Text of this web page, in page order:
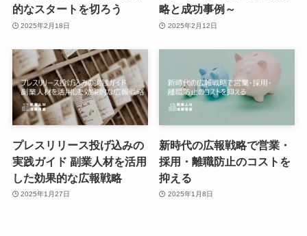
的なスタートを切ろう
2025年2月18日
略と成功事例～
2025年2月12日
プレスリリース投げ込みの
実践ガイド 副業人材を活用
した効果的な広報戦略
2025年1月27日
新時代の広報戦略で営業・
採用・離職防止のコストを
抑える
2025年1月8日